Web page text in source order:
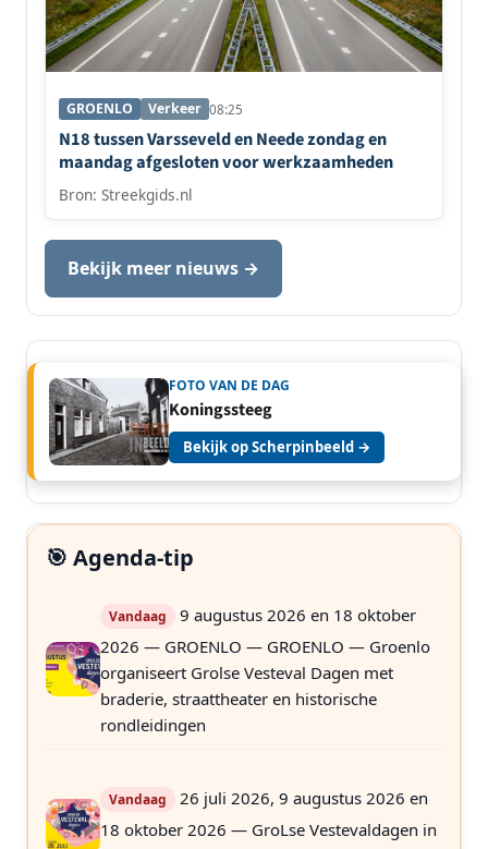
GROENLO Verkeer 08:25
N18 tussen Varsseveld en Neede zondag en
maandag afgesloten voor werkzaamheden
Bron: Streekgids.nl
Bekijk meer nieuws →
FOTO VAN DE DAG
Koningssteeg
Bekijk op Scherpinbeeld →
🎯 Agenda-tip
Vandaag
9 augustus 2026 en 18 oktober
2026 — GROENLO — GROENLO — Groenlo
organiseert Grolse Vesteval Dagen met
braderie, straattheater en historische
rondleidingen
Vandaag
26 juli 2026, 9 augustus 2026 en
18 oktober 2026 — GroLse Vestevaldagen in